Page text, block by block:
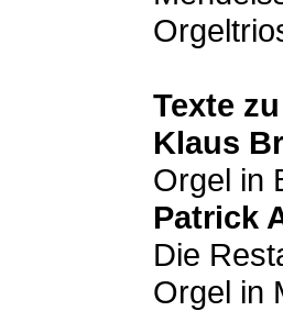
Texte
Klaus
Orgel in
Patrick
Die
Orgel in